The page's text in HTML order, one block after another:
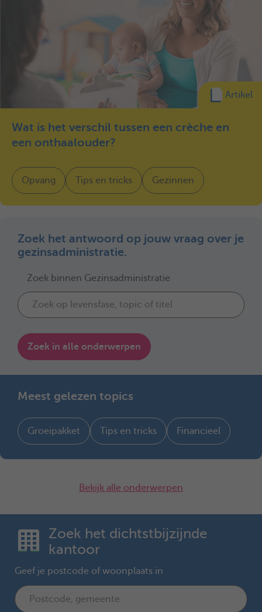
Artikel
Wat is het verschil tussen een crèche en
een onthaalouder?
Opvang Tips en tricks Gezinnen
Zoek het antwoord op jouw vraag over je
gezinsadministratie.
Zoek binnen Gezinsadministratie
Zoek in alle onderwerpen
Meest gelezen topics
Groeipakket Tips en tricks Financieel
Bekijk alle onderwerpen
Zoek het dichtstbijzijnde
kantoor
Geef je postcode of woonplaats in